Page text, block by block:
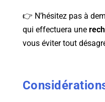
👉 N’hésitez pas à
qui effectuera une
vous éviter tout